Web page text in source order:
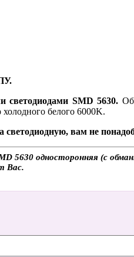
светодиодами SMD 5630.
белого 6000K.
вам не
5630 односторонняя (с
Вас.